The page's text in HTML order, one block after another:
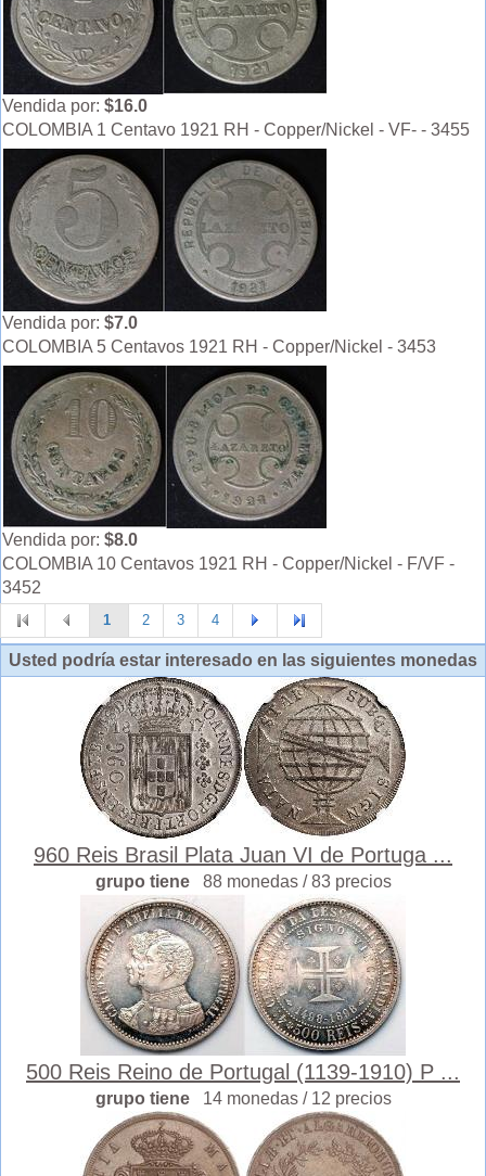
Vendida por: $16.0
COLOMBIA 1 Centavo 1921 RH - Copper/Nickel - VF- - 3455
Vendida por: $7.0
COLOMBIA 5 Centavos 1921 RH - Copper/Nickel - 3453
Vendida por: $8.0
COLOMBIA 10 Centavos 1921 RH - Copper/Nickel - F/VF -
3452
1 2 3 4
Usted podría estar interesado en las siguientes monedas
960 Reis Brasil Plata Juan VI de Portuga ...
grupo tiene 88 monedas / 83 precios
500 Reis Reino de Portugal (1139-1910) P ...
grupo tiene 14 monedas / 12 precios